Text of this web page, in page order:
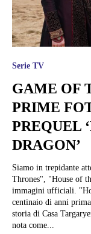
Serie TV
GAME OF
PRIME
PREQUEL
DRAGON’
Siamo in trepidante
Thrones", "House of
immagini ufficiali.
centinaio di anni
storia di Casa
nota come...